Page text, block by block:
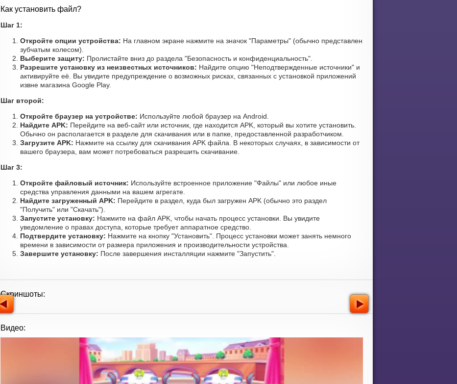
Как установить файл?
Шаг 1:
Откройте опции устройства: На главном экране нажмите на значок "Параметры" (обычно представлен
зубчатым колесом).
Выберите защиту: Пролистайте вниз до раздела "Безопасность и конфиденциальность".
Разрешите установку из неизвестных источников: Найдите опцию "Неподтвержденные источники" и
активируйте её. Вы увидите предупреждение о возможных рисках, связанных с установкой приложений
извне магазина Google Play.
Шаг второй:
Откройте браузер на устройстве: Используйте любой браузер на Android.
Найдите APK: Перейдите на веб-сайт или источник, где находится APK, который вы хотите установить.
Обычно он располагается в разделе для скачивания или в папке, предоставленной разработчиком.
Загрузите APK: Нажмите на ссылку для скачивания APK файла. В некоторых случаях, в зависимости от
вашего браузера, вам может потребоваться разрешить скачивание.
Шаг 3:
Откройте файловый источник: Используйте встроенное приложение "Файлы" или любое иные
средства управления данными на вашем агрегате.
Найдите загруженный APK: Перейдите в раздел, куда был загружен APK (обычно это раздел
"Получить" или "Скачать").
Запустите установку: Нажмите на файл APK, чтобы начать процесс установки. Вы увидите
уведомление о правах доступа, которые требует аппаратное средство.
Подтвердите установку: Нажмите на кнопку "Установить". Процесс установки может занять немного
времени в зависимости от размера приложения и производительности устройства.
Завершите установку: После завершения инсталляции нажмите "Запустить".
Скриншоты:
Видео: